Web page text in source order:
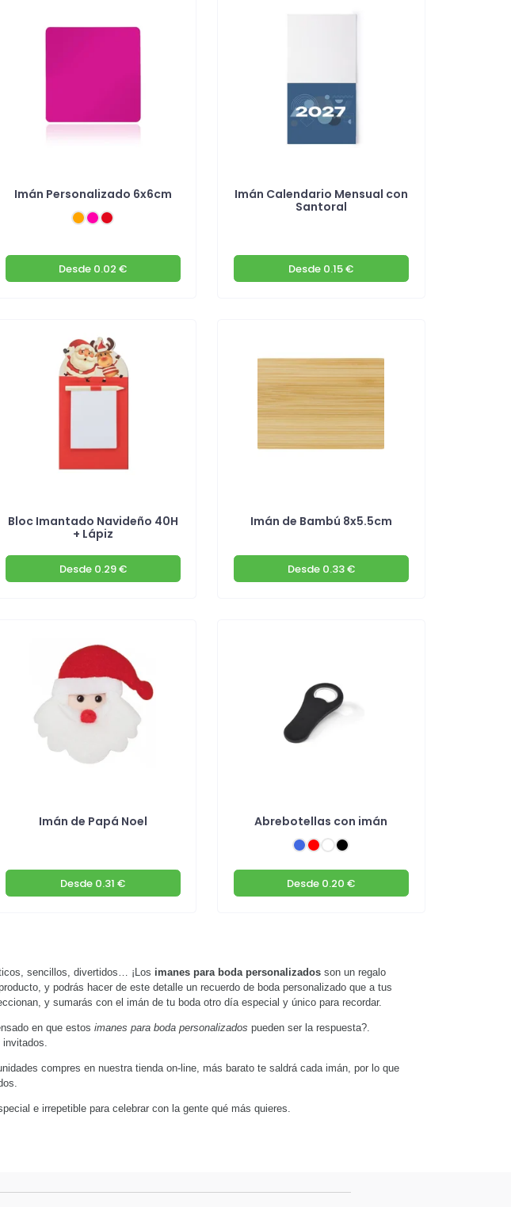
Imán Personalizado 6x6cm
Desde 0.02 €
Imán Calendario Mensual con
Santoral
Desde 0.15 €
Bloc Imantado Navideño 40H
+ Lápiz
Desde0.29 €
Imán de Bambú 8x5.5cm
Desde0.33 €
Imán de Papá Noel
Desde 0.31 €
Abrebotellas con imán
Desde 0.20 €
sencillos, divertidos… ¡Los imanes para boda personalizadosson un regalo
y podrás hacer de este detalle un recuerdo de boda personalizado que a tus
y sumarás con el imán de tu boda otro día especial y único para recordar.
en que estos imanes para boda personalizados pueden ser la respuesta?.
compres en nuestra tienda on-line, más barato te saldrá cada imán, por lo que
e irrepetible para celebrar con la gente qué más quieres.